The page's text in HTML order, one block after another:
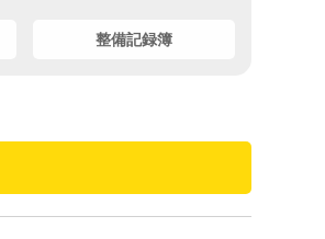
整備記録簿